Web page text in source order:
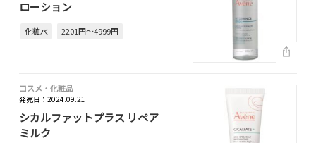
ローション
化粧水 2201円～4999円
コスメ・化粧品
発売日：2024.09.21
シカルファットプラス リペア
ミルク